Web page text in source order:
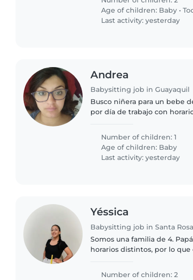
Age of children: Baby •
Last activity: yesterday
Andrea
Babysitting job in Guayaquil
Busco niñera para un bebe
por día de trabajo con
seis tres dos
Number of children: 1
Age of children: Baby
Last activity: yesterday
Yéssica
Babysitting job in Santa Rosa
Somos una familia de 4.
horarios distintos, por lo
trabajo agradable..
Number of children: 2